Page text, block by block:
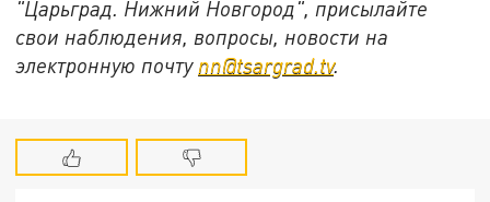
"Царьград. Нижний Новгород", присылайте
свои наблюдения, вопросы, новости на
электронную почту nn@tsargrad.tv.